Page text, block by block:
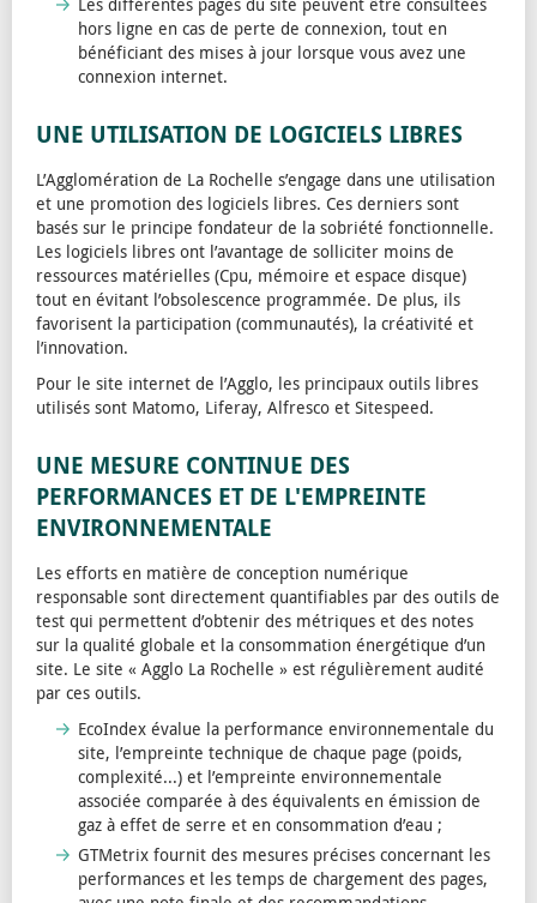
hors ligne en cas de perte de connexion, tout en
bénéficiant des mises à jour lorsque vous avez une
connexion internet.
UNE UTILISATION DE LOGICIELS LIBRES
L’Agglomération de La Rochelle s’engage dans une utilisation
et une promotion des logiciels libres. Ces derniers sont
basés sur le principe fondateur de la sobriété fonctionnelle.
Les logiciels libres ont l’avantage de solliciter moins de
ressources matérielles (Cpu, mémoire et espace disque)
tout en évitant l’obsolescence programmée. De plus, ils
favorisent la participation (communautés), la créativité et
l’innovation.
Pour le site internet de l’Agglo, les principaux outils libres
utilisés sont Matomo, Liferay, Alfresco et Sitespeed.
UNE MESURE CONTINUE DES
PERFORMANCES ET DE L'EMPREINTE
ENVIRONNEMENTALE
Les efforts en matière de conception numérique
responsable sont directement quantifiables par des outils de
test qui permettent d’obtenir des métriques et des notes
sur la qualité globale et la consommation énergétique d’un
site. Le site « Agglo La Rochelle » est régulièrement audité
par ces outils.
EcoIndex évalue la performance environnementale du
site, l’empreinte technique de chaque page (poids,
complexité...) et l’empreinte environnementale
associée comparée à des équivalents en émission de
gaz à effet de serre et en consommation d’eau ;
GTMetrix fournit des mesures précises concernant les
performances et les temps de chargement des pages,